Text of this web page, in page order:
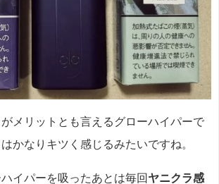
メリットとも言えるグローハイパーで
かなりキツく感じるみたいですね。
イパーを吸ったあとは毎回 ヤニクラ感